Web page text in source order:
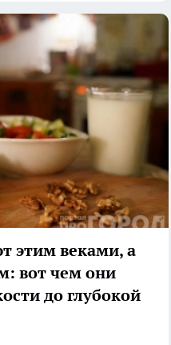
этим веками, а
вот чем они
до глубокой